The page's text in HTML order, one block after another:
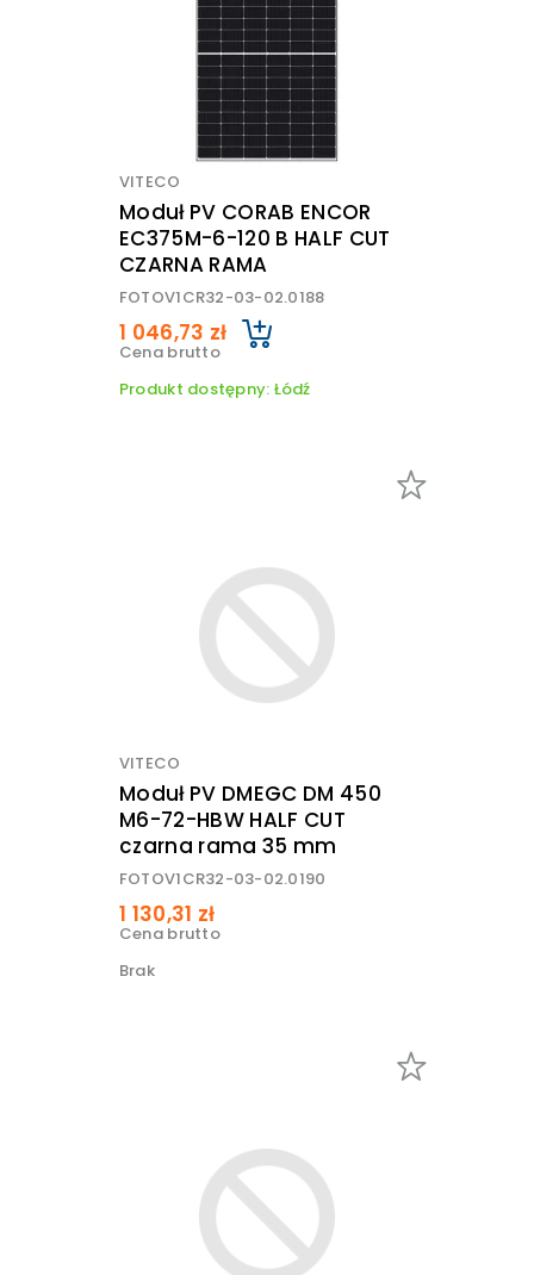
VITECO
Moduł PV CORAB ENCOR
EC375M-6-120 B HALF CUT
CZARNA RAMA
FOTOV1CR32-03-02.0188
1 046,73 zł
Cena brutto
Produkt dostępny: Łódź
VITECO
Moduł PV DMEGC DM 450
M6-72-HBW HALF CUT
czarna rama 35 mm
FOTOV1CR32-03-02.0190
1 130,31 zł
Cena brutto
Brak